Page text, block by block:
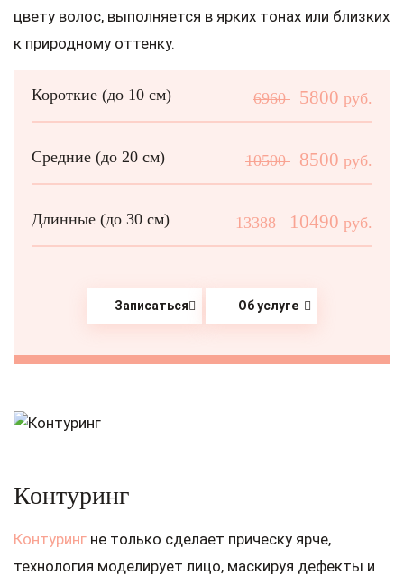
цвету волос, выполняется в ярких тонах или близких
к природному оттенку.
Короткие (до 10 см) 6960 5800 руб.
Средние (до 20 см) 10500 8500 руб.
Длинные (до 30 см) 13388 10490 руб.
Записаться Об услуге
Контуринг
Контуринг не только сделает прическу ярче,
технология моделирует лицо, маскируя дефекты и